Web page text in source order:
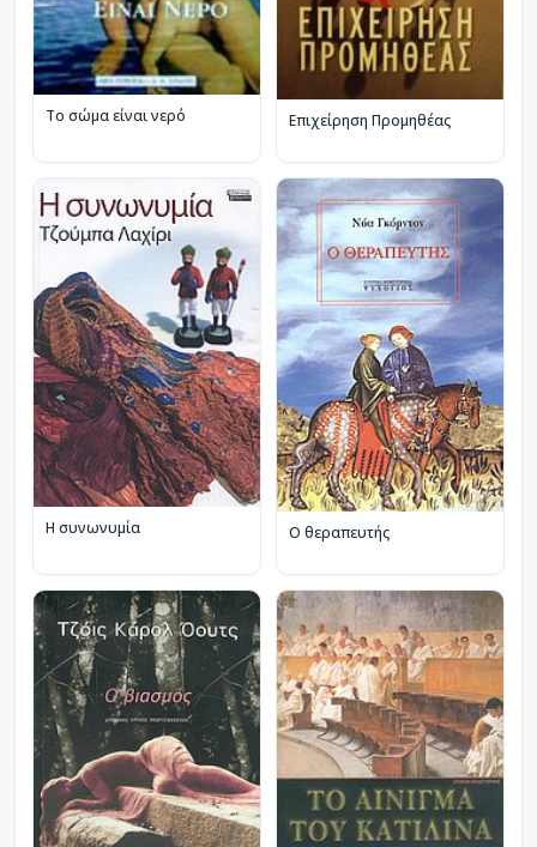
Το σώμα είναι νερό Επιχείρηση Προμηθέας
Η συνωνυμία Ο θεραπευτής